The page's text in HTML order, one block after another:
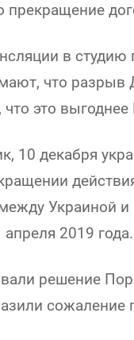
прекращение
в студию
что разрыв
что это выгоднее
10 декабря
Украиной
2019 года.
решение
сожаление